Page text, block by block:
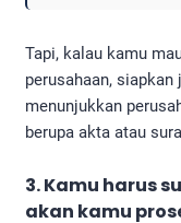
Tapi, kalau kamu
perusahaan,
menunjukkan
berupa akta atau
3. Kamu harus
akan kamu